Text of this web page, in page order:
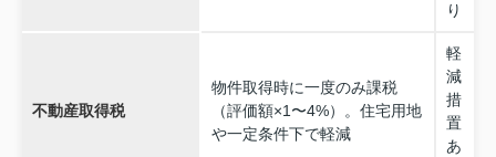
り
不動産取得税
物件取得時に一度のみ課税
（評価額×1〜4%）。住宅用地
や一定条件下で軽減
軽
減
措
置
あ